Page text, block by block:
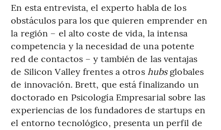
En esta entrevista, el experto habla de los
obstáculos para los que quieren emprender en
la región – el alto coste de vida, la intensa
competencia y la necesidad de una potente
red de contactos – y también de las ventajas
de Silicon Valley frentes a otros hubs globales
de innovación. Brett, que está finalizando un
doctorado en Psicología Empresarial sobre las
experiencias de los fundadores de startups en
el entorno tecnológico, presenta un perfil de